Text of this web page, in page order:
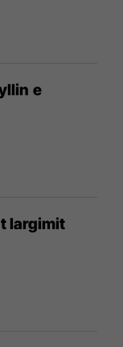
e
largimit